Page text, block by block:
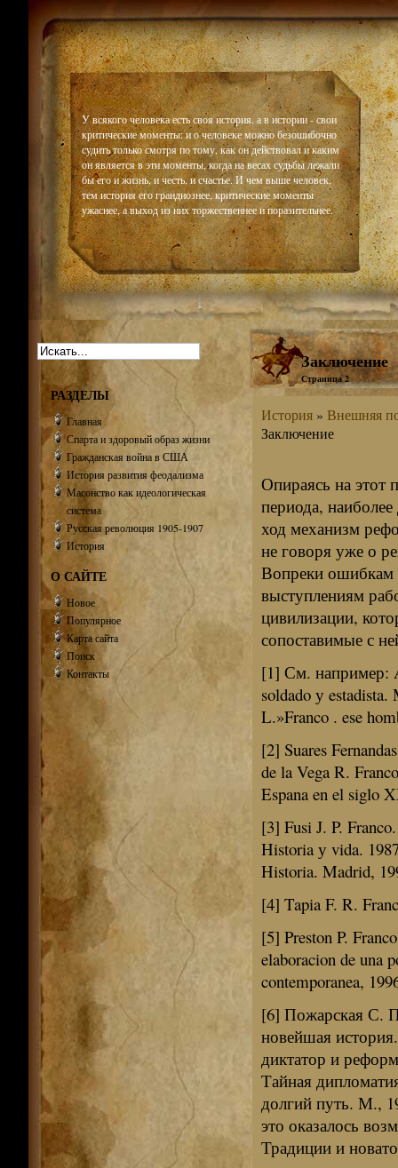
Historiar
У всякого человека есть своя история, а в истории - свои
критические моменты: и о человеке можно безошибочно
судить только смотря по тому, как он действовал и каким
он является в эти моменты, когда на весах судьбы лежали
бы его и жизнь, и честь, и счастье. И чем выше человек,
тем история его грандиознее, критические моменты
ужаснее, а выход из них торжественнее и поразительнее.
Заключение
Страница 2
История» Внешняя
Заключение
Опираясь на этот
периода,
ход механизм
не говоря уже о
Вопреки ошибкам
выступлениям
цивилизации,
сопоставимые с
[1] См. например:
soldado у
L.»Franco . ese
[2] Suares
de la Vega R.
Espana en el siglo
[3] Fusi J. P.
Historia у vida.
Historia. Madrid,
[4] Tapia F. R.
[5] Preston P.
elaboracion de una
contemporanea,
[6] Пожарская С.
новейшая
диктатор и
Тайная
долгий путь. М.,
это оказалось
Традиции и
РАЗДЕЛЫ
Главная
Спарта и здоровый образ жизни
Гражданская война в США
История развития феодализма
Масонство как идеологическая
система
Русская революция 1905-1907
История
О САЙТЕ
Новое
Популярное
Карта сайта
Поиск
Контакты